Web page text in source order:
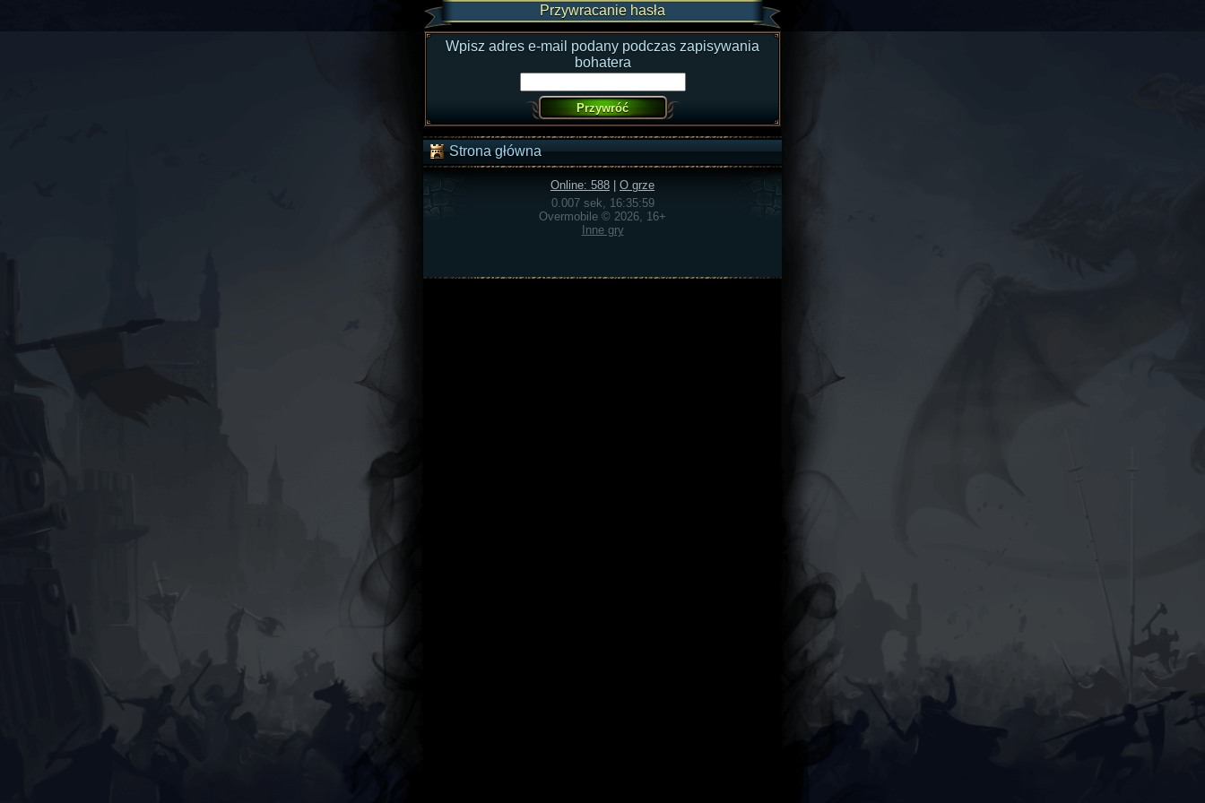
Przywracanie hasła
Wpisz adres e-mail podany podczas zapisywania
bohatera
Strona główna
Online: 588
O grze
0.007 sek, 16:35:59
Overmobile © 2026, 16+
Inne gry